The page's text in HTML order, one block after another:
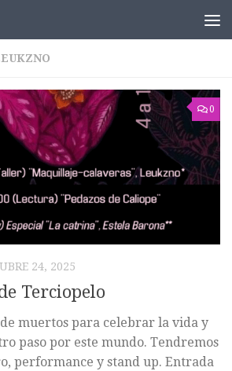
0
24, 2025
Terciopelo
muertos para celebrar la vida y
paso por este mundo. Tendremos
performance y stand up. Entrada